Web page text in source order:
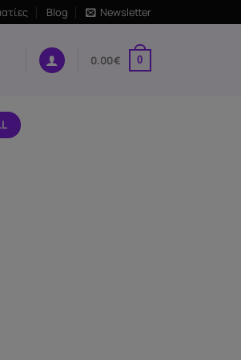
Blog Newsletter
0.00€ 0